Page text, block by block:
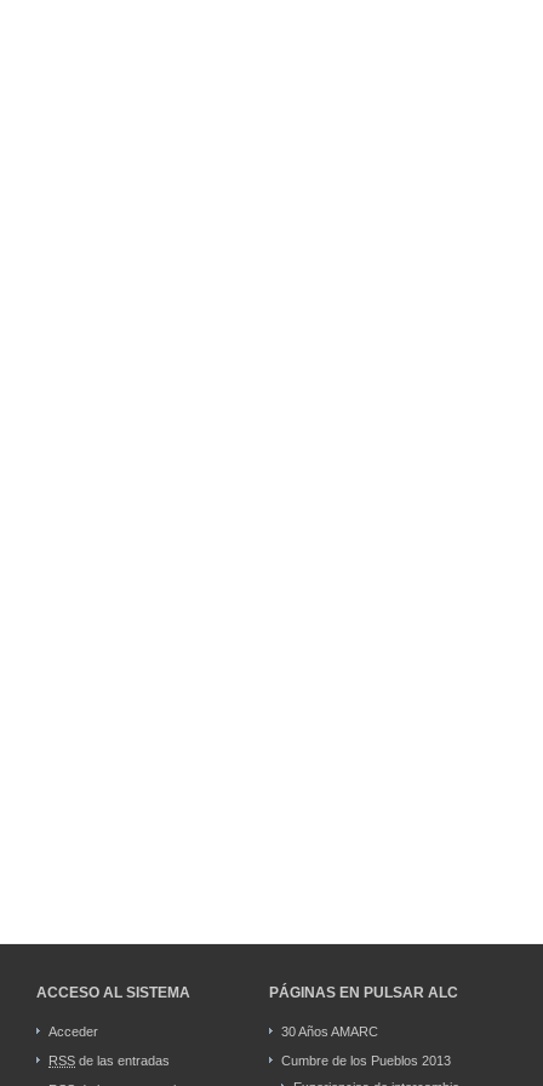
ACCESO AL SISTEMA
Acceder
RSS de las entradas
PÁGINAS EN PULSAR ALC
30 Años AMARC
Cumbre de los Pueblos 2013